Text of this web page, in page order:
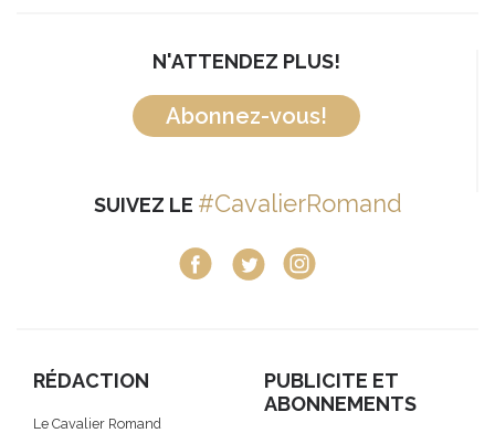
N'ATTENDEZ PLUS!
Abonnez-vous!
SUIVEZ LE #CavalierRomand
RÉDACTION
Le Cavalier Romand
PUBLICITE ET
ABONNEMENTS